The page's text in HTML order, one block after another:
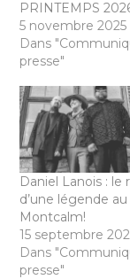
PRINTEMPS
5 novembre 2025
Dans
presse"
Daniel Lanois : le
d’une légende au
Montcalm!
15 septembre
Dans
presse"